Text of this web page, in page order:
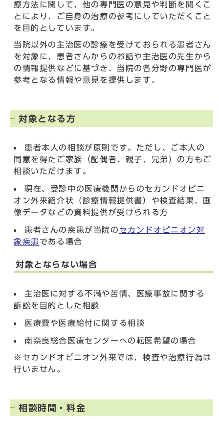
療方法に関して、他の専門医の意見や判断を聞くこ
とにより、ご自身の治療の参考にしていただくこと
を目的としています。
当院以外の主治医の診療を受けておられる患者さん
を対象に、患者さんからのお話や主治医の先生から
の情報提供などに基づき、当院の各分野の専門医が
参考となる情報や意見を提供します。
対象となる方
患者本人の相談が原則です。ただし、ご本人の
同意を得たご家族（配偶者、親子、兄弟）の方もご
相談いただけます。
現在、受診中の医療機関からのセカンドオピニ
オン外来紹介状（診療情報提供書）や検査結果、画
像データなどの資料提供が受けられる方
患者さんの疾患が当院の セカンドオピニオン対
象疾患 である場合
対象とならない場合
主治医に対する不満や苦情、医療事故に関する
訴訟を目的とした相談
医療費や医療給付に関する相談
南奈良総合医療センターへの転医希望の場合
※セカンドオピニオン外来では、検査や治療行為は
行いません。
相談時間・料金